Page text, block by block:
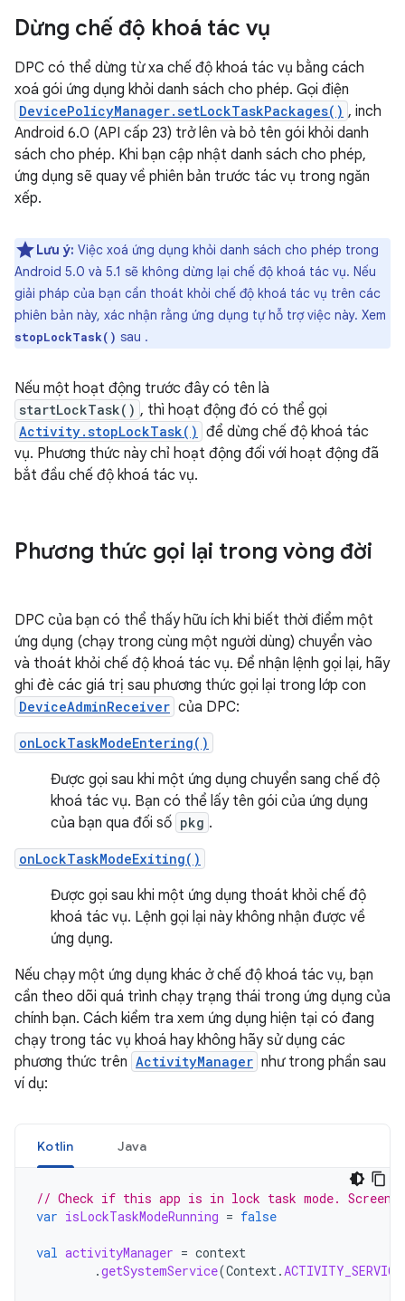
Dừng chế độ khoá tác vụ
DPC có thể dừng từ xa chế độ khoá tác vụ bằng cách
xoá gói ứng dụng khỏi danh sách cho phép. Gọi điện
DevicePolicyManager.setLockTaskPackages() , inch
Android 6.0 (API cấp 23) trở lên và bỏ tên gói khỏi danh
sách cho phép. Khi bạn cập nhật danh sách cho phép,
ứng dụng sẽ quay về phiên bản trước tác vụ trong ngăn
xếp.
Lưu ý: Việc xoá ứng dụng khỏi danh sách cho phép trong
Android 5.0 và 5.1 sẽ không dừng lại chế độ khoá tác vụ. Nếu
giải pháp của bạn cần thoát khỏi chế độ khoá tác vụ trên các
phiên bản này, xác nhận rằng ứng dụng tự hỗ trợ việc này. Xem
stopLockTask() sau .
Nếu một hoạt động trước đây có tên là
startLockTask() , thì hoạt động đó có thể gọi
Activity.stopLockTask() để dừng chế độ khoá tác
vụ. Phương thức này chỉ hoạt động đối với hoạt động đã
bắt đầu chế độ khoá tác vụ.
Phương thức gọi lại trong vòng đời
DPC của bạn có thể thấy hữu ích khi biết thời điểm một
ứng dụng (chạy trong cùng một người dùng) chuyển vào
và thoát khỏi chế độ khoá tác vụ. Để nhận lệnh gọi lại, hãy
ghi đè các giá trị sau phương thức gọi lại trong lớp con
DeviceAdminReceiver của DPC:
onLockTaskModeEntering()
Được gọi sau khi một ứng dụng chuyển sang chế độ
khoá tác vụ. Bạn có thể lấy tên gói của ứng dụng
của bạn qua đối số pkg .
onLockTaskModeExiting()
Được gọi sau khi một ứng dụng thoát khỏi chế độ
khoá tác vụ. Lệnh gọi lại này không nhận được về
ứng dụng.
Nếu chạy một ứng dụng khác ở chế độ khoá tác vụ, bạn
cần theo dõi quá trình chạy trạng thái trong ứng dụng của
chính bạn. Cách kiểm tra xem ứng dụng hiện tại có đang
chạy trong tác vụ khoá hay không hãy sử dụng các
phương thức trên ActivityManager như trong phần sau
ví dụ:
Kotlin Java
// Check if this app is in lock task mode. Screen
var isLockTaskModeRunning = false
val activityManager = context
.getSystemService(Context.ACTIVITY_SERVICE